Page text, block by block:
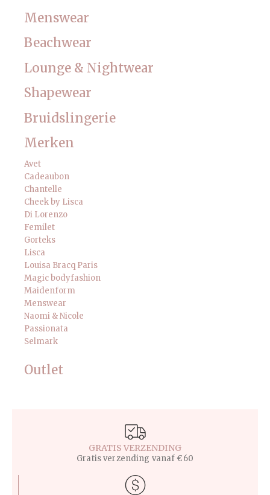
Menswear
Beachwear
Lounge & Nightwear
Shapewear
Bruidslingerie
Merken
Avet
Cadeaubon
Chantelle
Cheek by Lisca
Di Lorenzo
Femilet
Gorteks
Lisca
Louisa Bracq Paris
Magic bodyfashion
Maidenform
Menswear
Naomi & Nicole
Passionata
Selmark
Outlet
GRATIS VERZENDING
Gratis verzending vanaf €60